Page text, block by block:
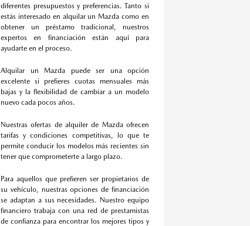
diferentes presupuestos y preferencias. Tanto si
estás interesado en alquilar un Mazda como en
obtener un préstamo tradicional, nuestros
expertos en financiación están aquí para
ayudarte en el proceso.
Alquilar un Mazda puede ser una opción
excelente si prefieres cuotas mensuales más
bajas y la flexibilidad de cambiar a un modelo
nuevo cada pocos años.
Nuestras ofertas de alquiler de Mazda ofrecen
tarifas y condiciones competitivas, lo que te
permite conducir los modelos más recientes sin
tener que comprometerte a largo plazo.
Para aquellos que prefieren ser propietarios de
su vehículo, nuestras opciones de financiación
se adaptan a sus necesidades. Nuestro equipo
financiero trabaja con una red de prestamistas
de confianza para encontrar los mejores tipos y